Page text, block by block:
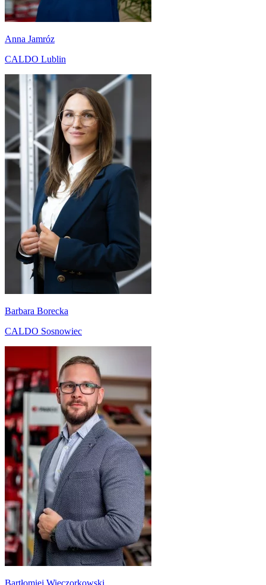
Anna Jamróz
CALDO Lublin
Barbara Borecka
CALDO Sosnowiec
Bartłomiej Wieczorkowski